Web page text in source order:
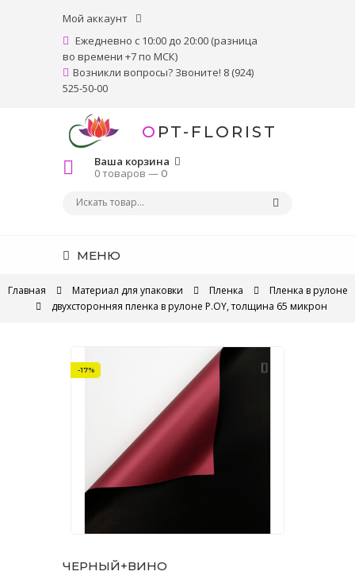
Мой аккаунт
Ежедневно с 10:00 до 20:00 (разница
во времени +7 по МСК)
Возникли вопросы? Звоните! 8 (924)
525-50-00
OPT-FLORIST
Ваша корзина
0 товаров —0
МЕНЮ
Главная Материал для упаковки Пленка
Пленка в рулоне
двухсторонняя пленка в рулоне P.OY, толщина 65 микрон
-17%
ЧЕРНЫЙ+ВИНО